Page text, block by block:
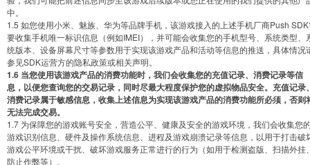
中。
1.5 如您使用小米、魅族、华为等品牌手机，该游戏接入的上述手机厂商Push
要收集手机唯一标识信息（例如IMEI），并可能会收集您的手机型号、系统类型、
统版本、设备屏幕尺寸等参数用于实现该游戏产品和活动等信息的推送，具体情况
参见SDK运营方的隐私政策或相关声明。
1.6 当您使用该游戏产品的消费功能时，我们会收集您的充值记录、消费记录等信
息，以便您查询您的交易记录，同时尽最大程度保护您的虚拟物品安全。充值记录
消费记录属于敏感信息，收集上述信息为实现该游戏产品的消费功能所必须，否则
无法完成交易。
1.7 为保障您的游戏账号安全，营造公平、健康及安全的游戏环境，我们会收集您
游戏识别信息、硬件及操作系统信息、进程及游戏崩溃记录等信息，以用于打击破
游戏公平环境或干扰、破坏游戏服务正常进行的行为（如用于检测盗版、扫描外挂
防止作弊等）。